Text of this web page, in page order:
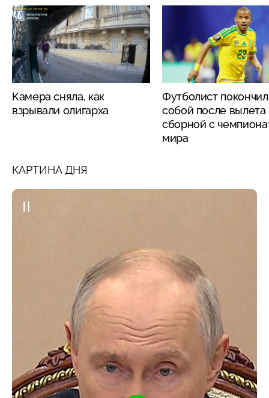
Камера сняла, как
взрывали олигарха
Футболист
собой после вылета
сборной с
мира
КАРТИНА ДНЯ